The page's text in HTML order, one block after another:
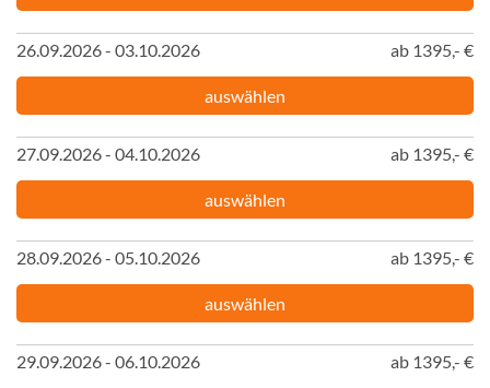
26.09.2026 - 03.10.2026 ab 1395,- €
auswählen
27.09.2026 - 04.10.2026 ab 1395,- €
auswählen
28.09.2026 - 05.10.2026 ab 1395,- €
auswählen
29.09.2026 - 06.10.2026 ab 1395,- €